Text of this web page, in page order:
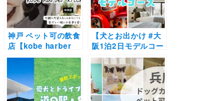
神戸 ペット可の飲食
店【kobe harber
kitchen Haji】外観
も内装もおしゃれな
くつろぎ空間で愛犬
と一緒にお食事を楽
しもう！
【犬とお出かけ #大
阪1泊2日モデルコー
ス】秋の紅葉シーズ
ンにおすすめプラ
ン！モクシー大阪新
梅田～Farmer’s
Kitchen～勝尾寺